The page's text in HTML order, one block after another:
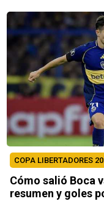
COPA LIBERTADORES
Cómo salió Boca
resumen y goles